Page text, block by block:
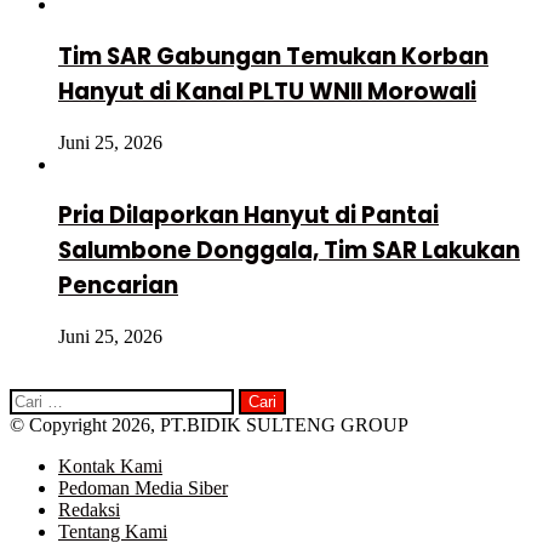
Tim SAR Gabungan Temukan Korban
Hanyut di Kanal PLTU WNII Morowali
Juni 25, 2026
Pria Dilaporkan Hanyut di Pantai
Salumbone Donggala, Tim SAR Lakukan
Pencarian
Juni 25, 2026
Cari
untuk:
© Copyright 2026, PT.BIDIK SULTENG GROUP
Kontak Kami
Pedoman Media Siber
Redaksi
Tentang Kami